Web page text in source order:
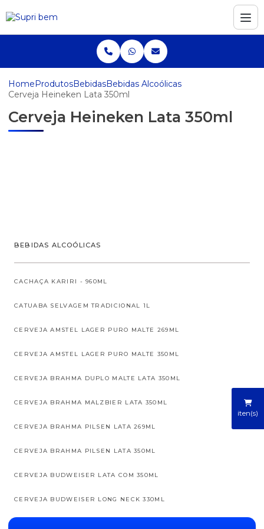
iten(s)
HomeProdutosBebidasBebidas Alcoólicas
Cerveja Heineken Lata 350ml
Cerveja Heineken Lata 350ml
BEBIDAS ALCOÓLICAS
CACHAÇA KARIRI - 960ML
CATUABA SELVAGEM TRADICIONAL 1L
CERVEJA AMSTEL LAGER PURO MALTE 269ML
CERVEJA AMSTEL LAGER PURO MALTE 350ML
CERVEJA BRAHMA DUPLO MALTE LATA 350ML
CERVEJA BRAHMA MALZBIER LATA 350ML
CERVEJA BRAHMA PILSEN LATA 269ML
CERVEJA BRAHMA PILSEN LATA 350ML
CERVEJA BUDWEISER LATA COM 350ML
CERVEJA BUDWEISER LONG NECK 330ML